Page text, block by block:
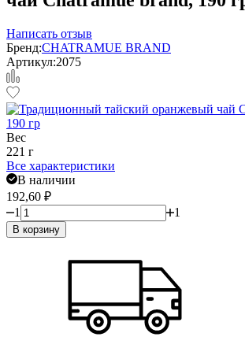
Написать отзыв
Бренд:CHATRAMUE BRAND
Артикул:2075
Вес
221 г
Все характеристики
В наличии
192,60 ₽
1
1
В корзину